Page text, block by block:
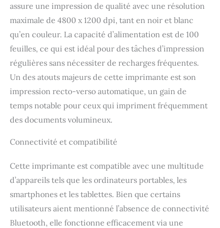
assure une impression de qualité avec une résolution
maximale de 4800 x 1200 dpi, tant en noir et blanc
qu’en couleur. La capacité d’alimentation est de 100
feuilles, ce qui est idéal pour des tâches d’impression
régulières sans nécessiter de recharges fréquentes.
Un des atouts majeurs de cette imprimante est son
impression recto-verso automatique, un gain de
temps notable pour ceux qui impriment fréquemment
des documents volumineux.
Connectivité et compatibilité
Cette imprimante est compatible avec une multitude
d’appareils tels que les ordinateurs portables, les
smartphones et les tablettes. Bien que certains
utilisateurs aient mentionné l’absence de connectivité
Bluetooth, elle fonctionne efficacement via une